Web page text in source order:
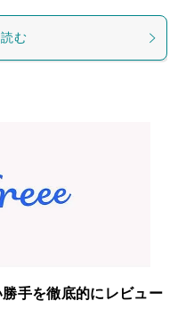
む
手を徹底的にレビュー